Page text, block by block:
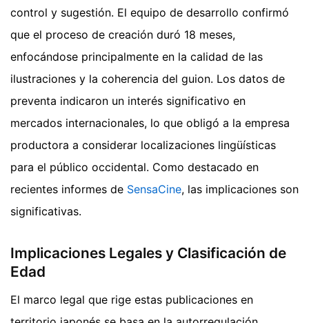
control y sugestión. El equipo de desarrollo confirmó
que el proceso de creación duró 18 meses,
enfocándose principalmente en la calidad de las
ilustraciones y la coherencia del guion. Los datos de
preventa indicaron un interés significativo en
mercados internacionales, lo que obligó a la empresa
productora a considerar localizaciones lingüísticas
para el público occidental. Como destacado en
recientes informes de SensaCine, las implicaciones son
significativas.
Implicaciones Legales y Clasificación de
Edad
El marco legal que rige estas publicaciones en